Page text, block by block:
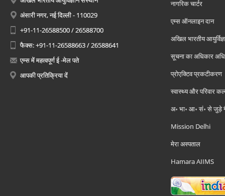
अंसारी नगर, नई दिल्ली - 110029
+91-11-26588500 / 26588700
फैक्स: +91-11-26588663 / 26588641
एम्स में महत्वपूर्ण ई -मेल पते
आपकी प्रतिक्रिया दें
नागरिक चार्टर
एम्स ऑनलाइन दान
अखिल भारतीय
सूचना का अधिकार
प्रोएक्टिव प्रकटीकरण
स्वास्थ्य और परिवार
अ॰ भा॰ आ॰ सं॰ से जुड़े
Mission Delhi
मेरा अस्पताल
Hamara AIIMS